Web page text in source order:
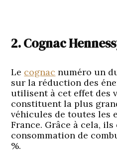
2. Cognac
Le cognac numéro un
sur la réduction des
utilisent à cet effet des
constituent la plus
véhicules de toutes les
France. Grâce à cela,
consommation de
%.